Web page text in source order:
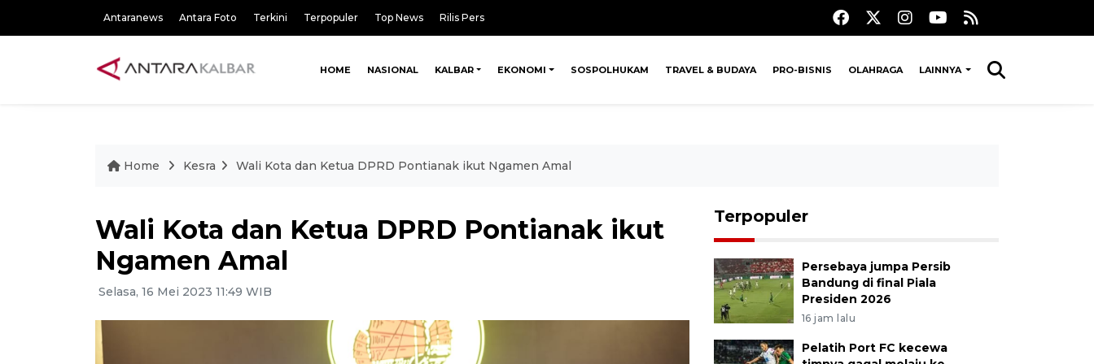
Antaranews Antara Foto Terkini Terpopuler Top News Rilis Pers
HOME NASIONAL KALBAR EKONOMI SOSPOLHUKAM TRAVEL & BUDAYA PRO-BISNIS OLAHRAGA LAINNYA
Home Kesra Wali Kota dan Ketua DPRD Pontianak ikut Ngamen Amal
Wali Kota dan Ketua DPRD Pontianak ikut
Ngamen Amal
Selasa, 16 Mei 2023 11:49 WIB
Terpopuler
Persebaya jumpa Persib
Bandung di final Piala
Presiden 2026
16 jam lalu
Pelatih Port FC kecewa